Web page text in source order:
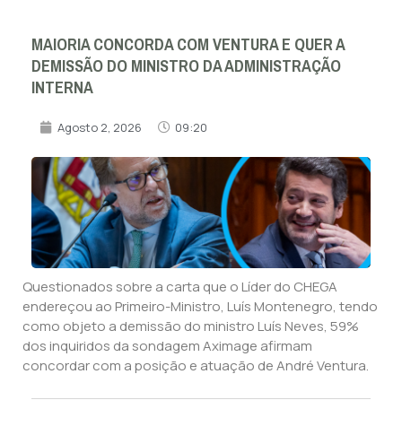
MAIORIA CONCORDA COM VENTURA E QUER A
DEMISSÃO DO MINISTRO DA ADMINISTRAÇÃO
INTERNA
Agosto 2, 2026 09:20
Questionados sobre a carta que o Líder do CHEGA
endereçou ao Primeiro-Ministro, Luís Montenegro, tendo
como objeto a demissão do ministro Luís Neves, 59%
dos inquiridos da sondagem Aximage afirmam
concordar com a posição e atuação de André Ventura.